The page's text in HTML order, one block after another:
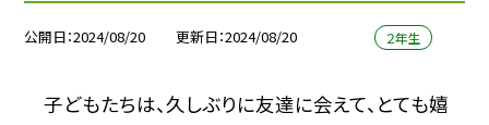
公開日 2024/08/20 更新日 2024/08/20 ２年生
子どもたちは、久しぶりに友達に会えて、とても嬉